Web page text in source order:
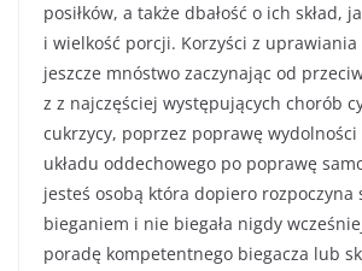
posiłków, a także dbałość o ich skład,
i wielkość porcji. Korzyści z
jeszcze mnóstwo zaczynając od
z z najczęściej występujących chorób
cukrzycy, poprzez poprawę wydolności
układu oddechowego po poprawę
jesteś osobą która dopiero rozpoczyna
bieganiem i nie biegała nigdy
poradę kompetentnego biegacza lub